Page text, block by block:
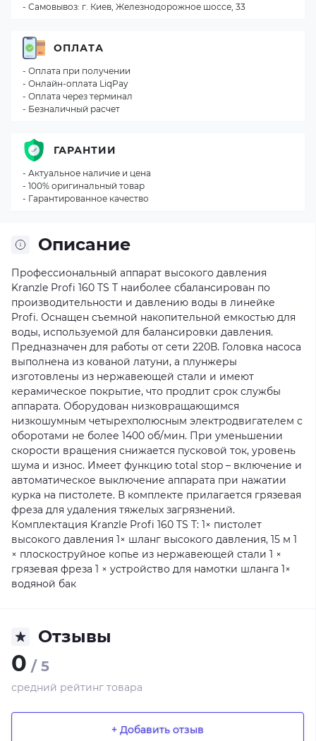
Описание
Профессиональный аппарат высокого давления
Kranzle Profi 160 TS T наиболее сбалансирован по
производительности и давлению воды в линейке
Profi. Оснащен съемной накопительной емкостью для
воды, используемой для балансировки давления.
Предназначен для работы от сети 220В. Головка насоса
выполнена из кованой латуни, а плунжеры
изготовлены из нержавеющей стали и имеют
керамическое покрытие, что продлит срок службы
аппарата. Оборудован низковращающимся
низкошумным четырехполюсным электродвигателем с
оборотами не более 1400 об/мин. При уменьшении
скорости вращения снижается пусковой ток, уровень
шума и износ. Имеет функцию total stop – включение и
автоматическое выключение аппарата при нажатии
курка на пистолете. В комплекте прилагается грязевая
фреза для удаления тяжелых загрязнений.
Комплектация Kranzle Profi 160 TS T: 1× пистолет
высокого давления 1× шланг высокого давления, 15 м 1
× плоскоструйное копье из нержавеющей стали 1 ×
грязевая фреза 1 × устройство для намотки шланга 1×
водяной бак
Отзывы
0 / 5
средний рейтинг товара
+ Добавить отзыв
- Самовывоз: г. Киев, Железнодорожное шоссе, 33
ОПЛАТА
- Оплата при получении
- Онлайн-оплата LiqPay
- Оплата через терминал
- Безналичный расчет
ГАРАНТИИ
- Актуальное наличие и цена
- 100% оригинальный товар
- Гарантированное качество